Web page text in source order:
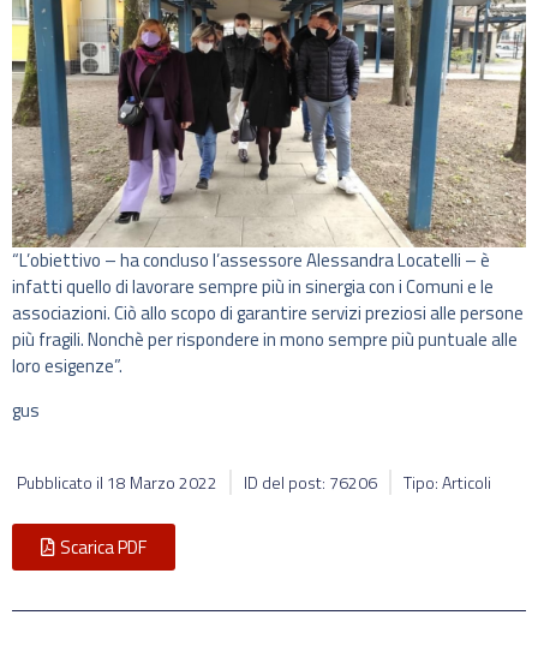
“L’obiettivo – ha concluso l’assessore Alessandra Locatelli – è
infatti quello di lavorare sempre più in sinergia con i Comuni e le
associazioni. Ciò allo scopo di garantire servizi preziosi alle persone
più fragili. Nonchè per rispondere in mono sempre più puntuale alle
loro esigenze”.
gus
Pubblicato il 18 Marzo 2022 ID del post: 76206 Tipo: Articoli
Scarica PDF